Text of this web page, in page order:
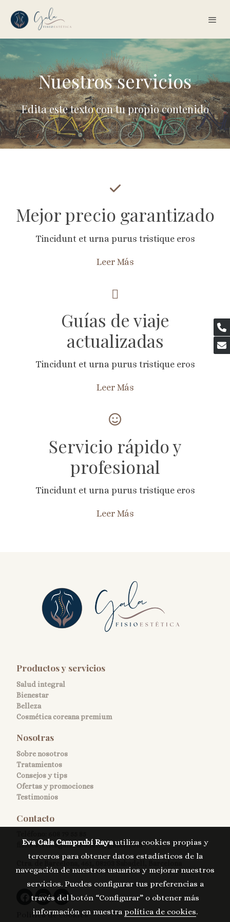
Nuestros servicios
Edita este texto con tu propio contenido
Mejor precio garantizado
Tincidunt et urna purus tristique eros
Leer Más
Guías de viaje
actualizadas
Tincidunt et urna purus tristique eros
Leer Más
Servicio rápido y
profesional
Tincidunt et urna purus tristique eros
Leer Más
Productos y servicios
Salud integral
Bienestar
Belleza
Cosmética coreana premium
Nosotras
Sobre nosotros
Tratamientos
Consejos y tips
Ofertas y promociones
Testimonios
Contacto
fisioesteticagalasabadell@gmail.com
Política de cookies
Eva Gala Camprubí Rayautiliza cookies propias y
terceros para obtener datos estadísticos de la
navegación de nuestros usuarios y mejorar nuestros
servicios. Puedes configurar tus preferencias a
través del botón “Configurar” o obtener más
información en nuestra política de cookies.